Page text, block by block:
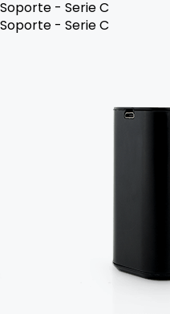
Soporte - Serie C
Soporte - Serie C